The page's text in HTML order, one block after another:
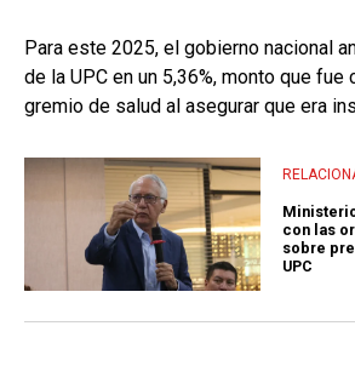
Para este 2025, el gobierno nacional
de la UPC en un 5,36%, monto que fue
gremio de salud al asegurar que era
con las
sobre
UPC